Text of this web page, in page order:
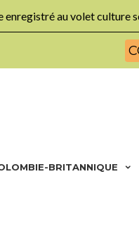
enregistré au volet culture
BRITANNIQUE